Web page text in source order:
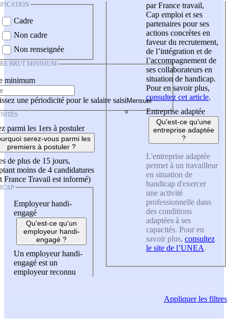
Cadre
Non cadre
Non renseignée
BRUT MINIMUM
minimum
une périodicité pour le salaire saisi
parmi les 1ers à postuler
serez-vous parmi les
premiers à postuler ?
de plus de 15 jours,
moins de 4 candidatures
France Travail est informé)
Employeur handi-
engagé
Qu'est-ce qu'un
employeur handi-
engagé ?
Un employeur handi-
engagé est un
employeur reconnu
par France travail,
Cap emploi et ses
partenaires pour ses
actions concrètes en
faveur du recrutement,
de l’intégration et de
l’accompagnement de
ses collaborateurs en
situation de handicap.
Pour en savoir plus,
consultez cet article.
Entreprise adaptée
Qu'est-ce qu'une
entreprise adaptée
?
L'entreprise adaptée
permet à un travailleur
en situation de
handicap d'exercer
une activité
professionnelle dans
des conditions
adaptées à ses
capacités. Pour en
savoir plus, consultez
le site de l’UNEA.
Appliquerles filtres